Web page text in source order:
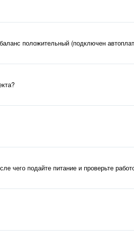
положительный (подключен
чего подайте питание и проверьте